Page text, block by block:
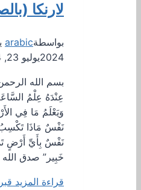
لارنكا
بواسطةarabic
2024يوليو 23, 2024
بسم الله
عِنْدَهُ عِلْمُ
وَيَعْلَمُ مَا فِي
نَفْسٌ مَاذَا
نَفْسٌ بِأَيِّ أَرْضٍ
خَبِير” صدق
قراءة المزيد